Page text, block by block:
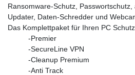
Ransomware-Schutz,
Updater, Daten-Schredder und
Das Komplettpaket für Ihren PC
-Premier
-SecureLine VPN
-Cleanup Premium
-Anti Track